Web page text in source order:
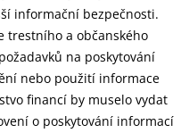
informační bezpečnosti.
trestního a občanského
na poskytování
nebo použití informace
financí by muselo vydat
o poskytování informací